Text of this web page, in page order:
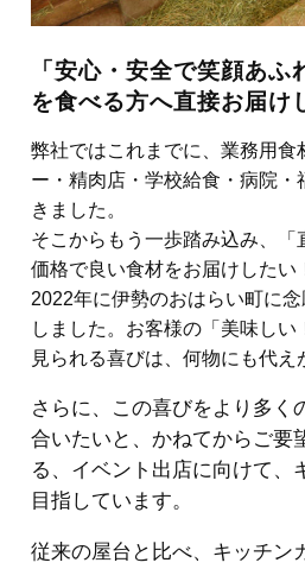
「安心・安全で笑顔あふ
を食べる方へ直接お届け
弊社ではこれまでに、業務用食
ー・精肉店・学校給食・病院・
きました。
そこからもう一歩踏み込み、「
価格で良い食材をお届けしたい
2022年に伊勢のおはらい町に
しました。お客様の「美味し
見られる喜びは、何物にも代え
さらに、この喜びをより多く
合いたいと、かねてからご要
る、イベント出店に向けて、
目指しています。
従来の屋台と比べ、キッチン